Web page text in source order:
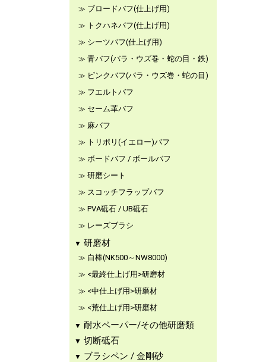
ブロードバフ(仕上げ用)
トクハネバフ(仕上げ用)
シーツバフ(仕上げ用)
青バフ(バラ・ウズ巻・蛇の目・鉄)
ピンクバフ(バラ・ウズ巻・蛇の目)
フエルトバフ
セーム革バフ
麻バフ
トリポリ(イエロー)バフ
ボードバフ / ボールバフ
研磨シート
スコッチフラップバフ
PVA砥石 / UB砥石
レーズブラシ
研磨材
白棒(NK500～NW8000)
<最終仕上げ用>研磨材
<中仕上げ用>研磨材
<荒仕上げ用>研磨材
耐水ペーパー/その他研磨類
切断砥石
ブラシペン / 金剛砂